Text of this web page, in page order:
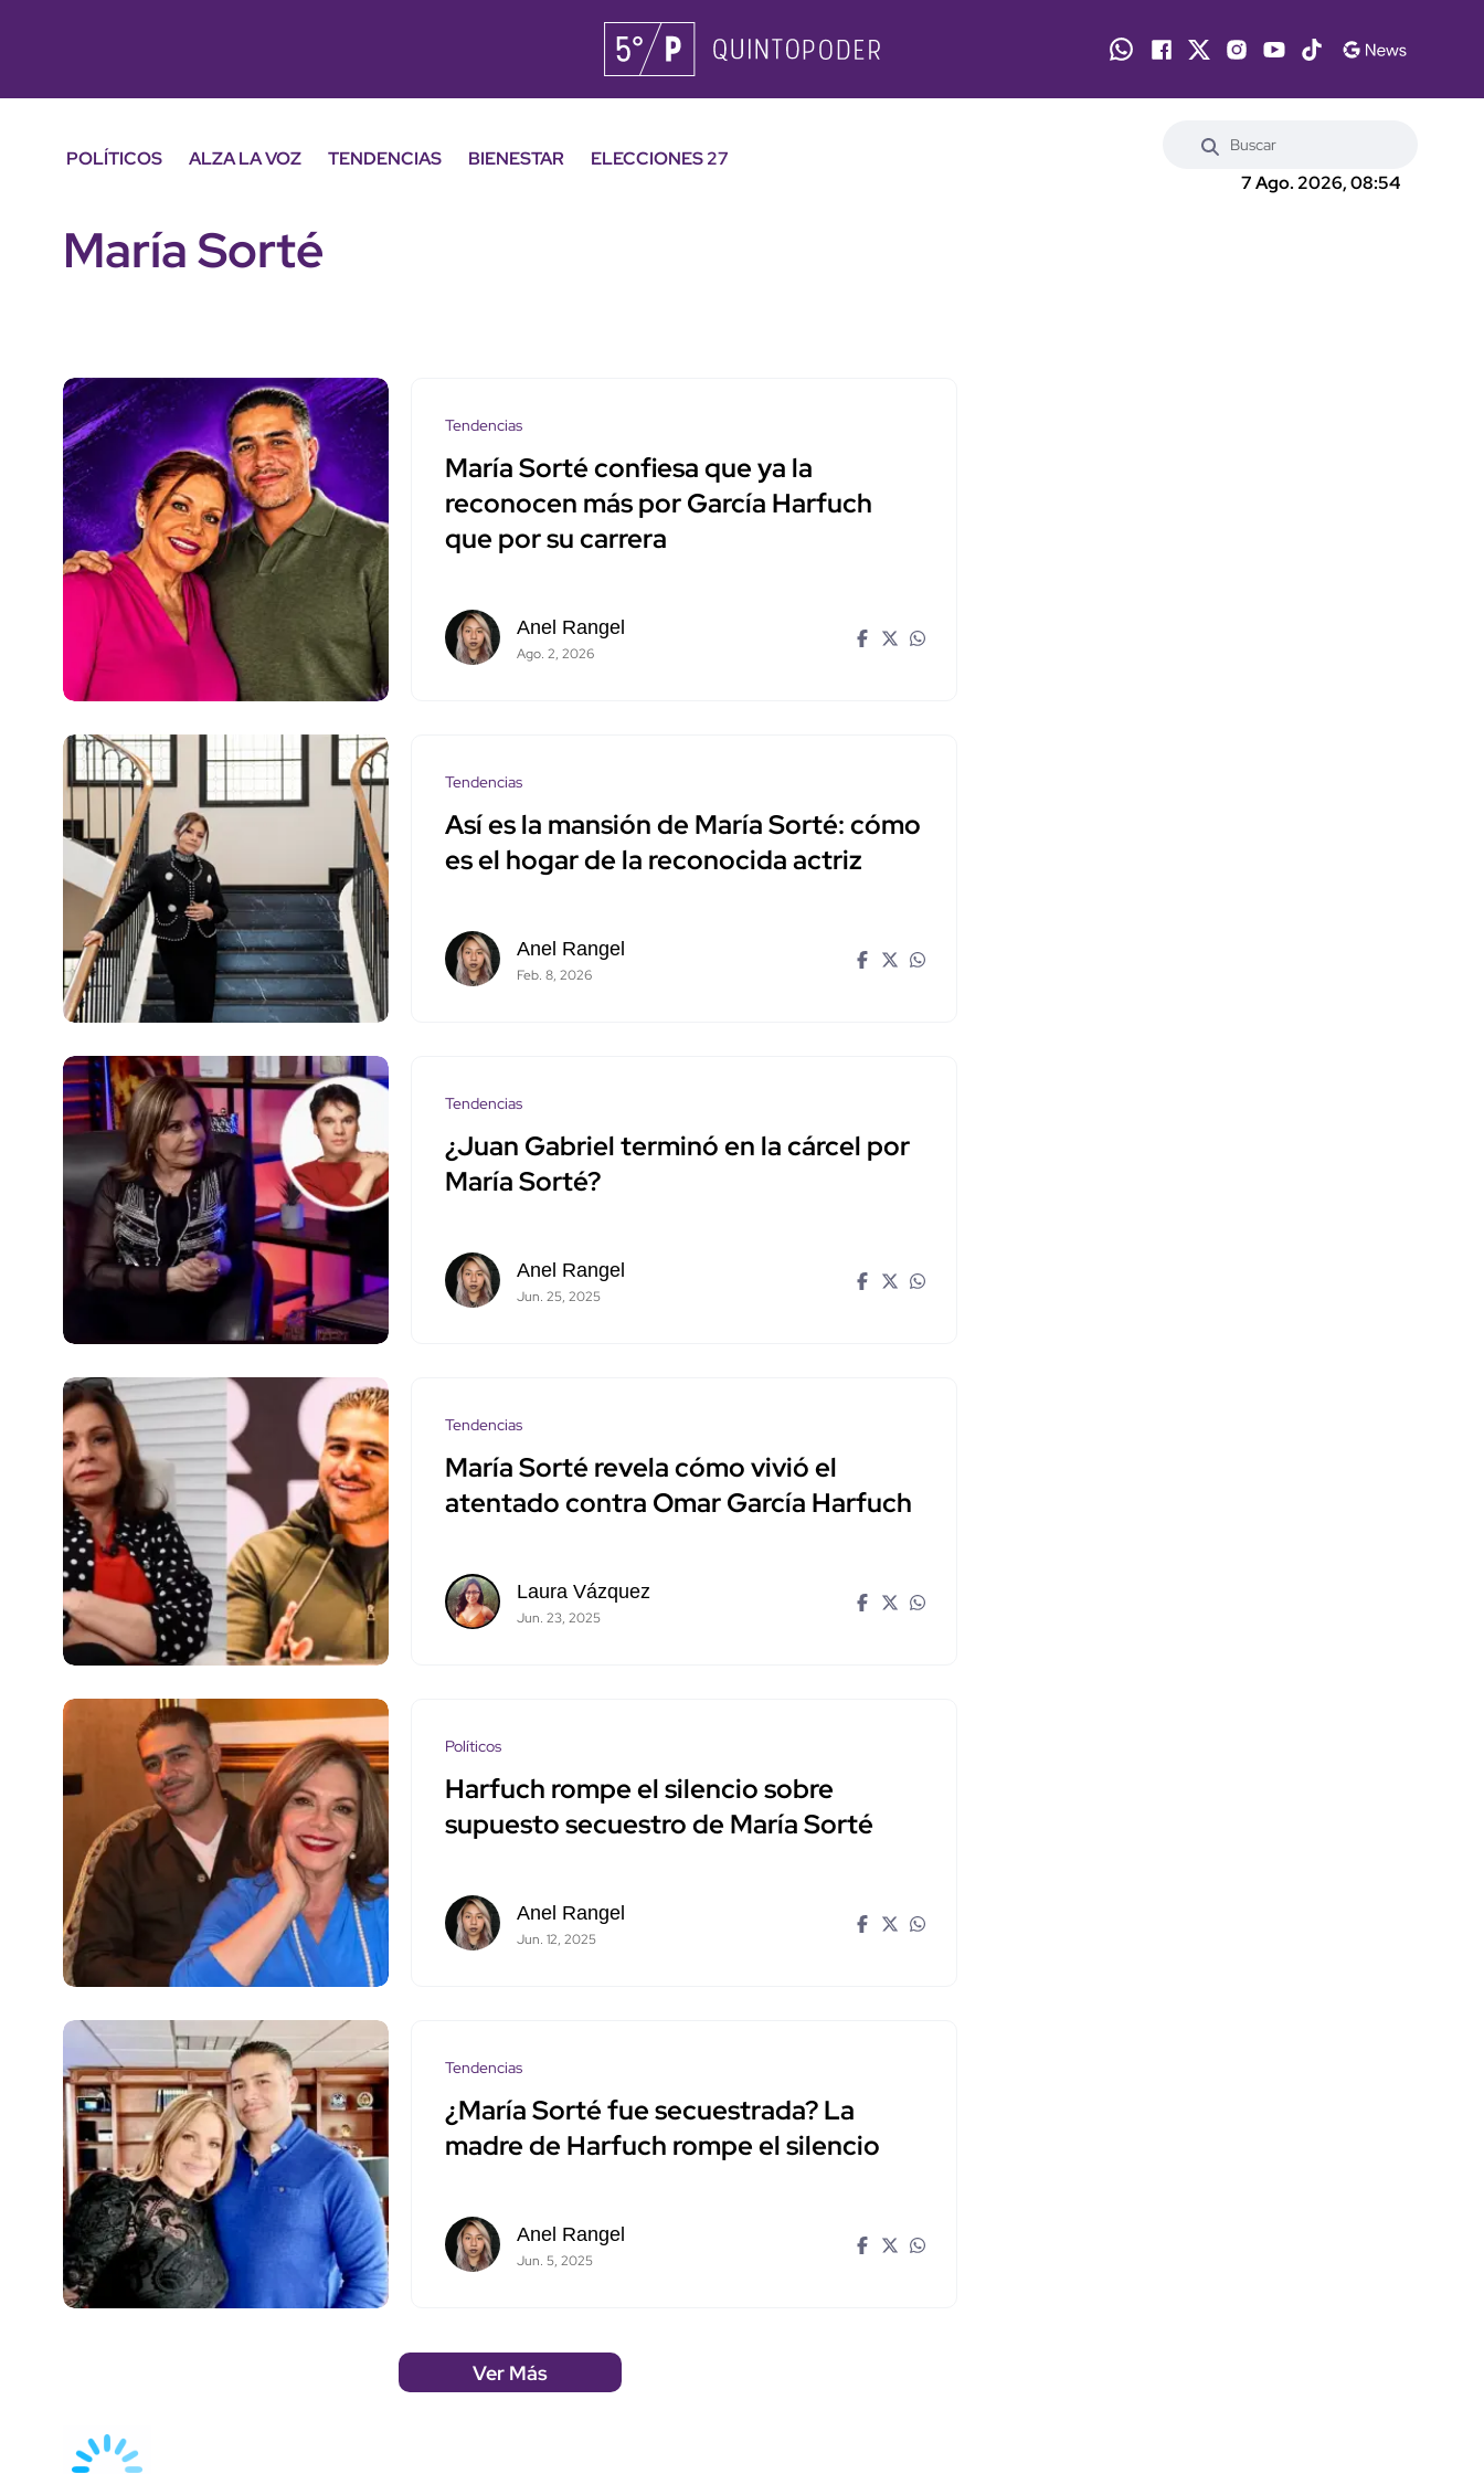
POLÍTICOS ALZA LA VOZ TENDENCIAS BIENESTAR
ELECCIONES 27
7 Ago. 2026, 08:54
María Sorté
Tendencias
María Sorté confiesa que ya la
reconocen más por García Harfuch
que por su carrera
Anel Rangel
Ago. 2, 2026
Tendencias
Así es la mansión de María Sorté: cómo
es el hogar de la reconocida actriz
Anel Rangel
Feb. 8, 2026
Tendencias
¿Juan Gabriel terminó en la cárcel por
María Sorté?
Anel Rangel
Jun. 25, 2025
Tendencias
María Sorté revela cómo vivió el
atentado contra Omar García Harfuch
Laura Vázquez
Jun. 23, 2025
Políticos
Harfuch rompe el silencio sobre
supuesto secuestro de María Sorté
Anel Rangel
Jun. 12, 2025
Tendencias
¿María Sorté fue secuestrada? La
madre de Harfuch rompe el silencio
Anel Rangel
Jun. 5, 2025
Ver Más